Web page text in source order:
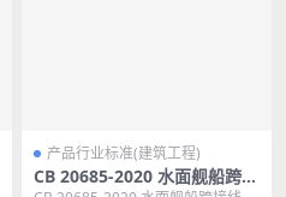
产品行业标准(建筑工程)
CB 20685-2020 水面舰船跨接